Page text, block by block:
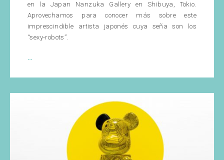
en la Japan Nanzuka Gallery en Shibuya, Tokio.
Aprovechamos para conocer más sobre este
imprescindible artista japonés cuya seña son los
“sexy-robots”.
…
maestro
de